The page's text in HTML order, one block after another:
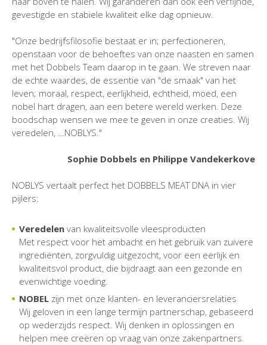
gevestigde en stabiele kwaliteit elke dag opnieuw.
"Onze bedrijfsfilosofie bestaat er in; perfectioneren,
openstaan voor de behoeftes van onze naasten en samen
met het Dobbels Team daarop in te gaan. We streven naar
de echte waardes, de essentie van "de smaak" van het
leven; moraal, respect, eerlijkheid, echtheid, moed, een
nobel hart dragen, aan een betere wereld werken. Deze
boodschap wensen we mee te geven in onze creaties. Wij
veredelen, …NOBLYS."
Sophie Dobbels en Philippe Vandekerkove
NOBLYS vertaalt perfect het DOBBELS MEAT DNA in vier
pijlers:
Veredelen van kwaliteitsvolle vleesproducten
Met respect voor het ambacht en het gebruik van zuivere
ingrediënten, zorgvuldig uitgezocht, voor een eerlijk en
kwaliteitsvol product, die bijdraagt aan een gezonde en
evenwichtige voeding.
NOBEL zijn met onze klanten- en leveranciersrelaties
Wij geloven in een lange termijn partnerschap, gebaseerd
op wederzijds respect. Wij denken in oplossingen en
helpen mee creëren op vraag van onze zakenpartners.